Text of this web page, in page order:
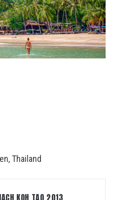
,Thailand
KOH TAO 2013